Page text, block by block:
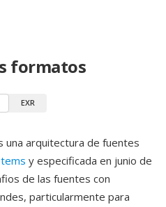
formatos
EXR
una arquitectura de fuentes
y especificada en junio de
de las fuentes con
particularmente para